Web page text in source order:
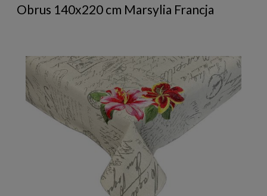
Obrus 140x220 cm Marsylia Francja